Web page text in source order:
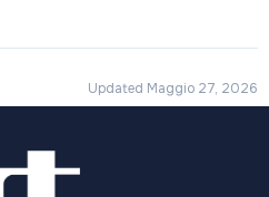
Updated Maggio 27, 2026